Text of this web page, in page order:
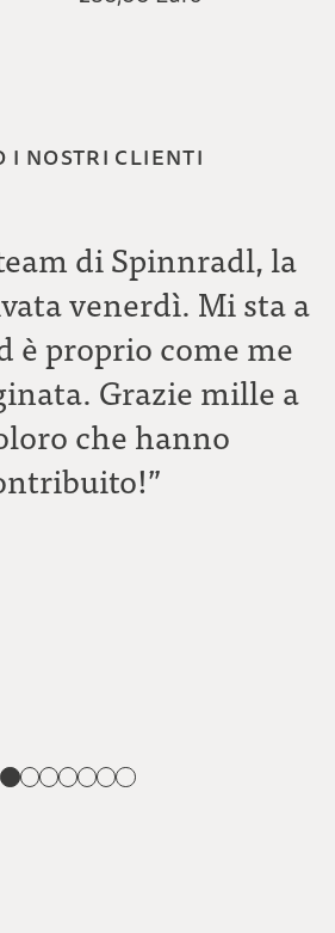
I NOSTRI CLIENTI
di Spinnradl, la
venerdì. Mi sta a
è proprio come me
Grazie mille a
che hanno